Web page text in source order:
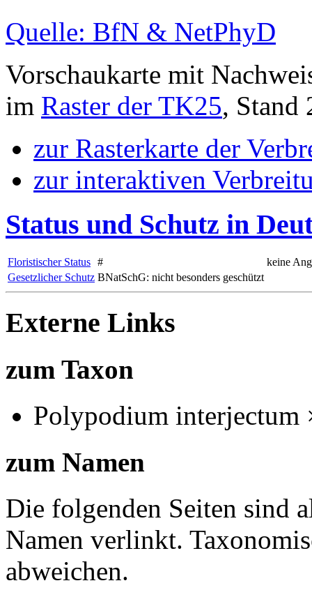
Quelle: BfN & NetPhyD
Vorschaukarte mit
im Raster der TK25, Stand
zur Rasterkarte der
zur interaktiven
Status und Schutz in
Floristischer Status #
keine
Gesetzlicher Schutz BNatSchG: nicht besonders geschützt
Externe Links
zum Taxon
Polypodium interjectum
zum Namen
Die folgenden Seiten sind
Namen verlinkt.
abweichen.